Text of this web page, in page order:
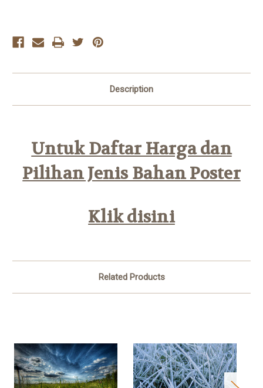
Description
Untuk Daftar Harga dan
Pilihan Jenis Bahan Poster
Klik disini
Related Products